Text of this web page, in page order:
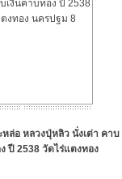
หล่อ หลวงปุ่หลิว นั่งเต่า คาบ
ปี 2538 วัดไร่แตงทอง